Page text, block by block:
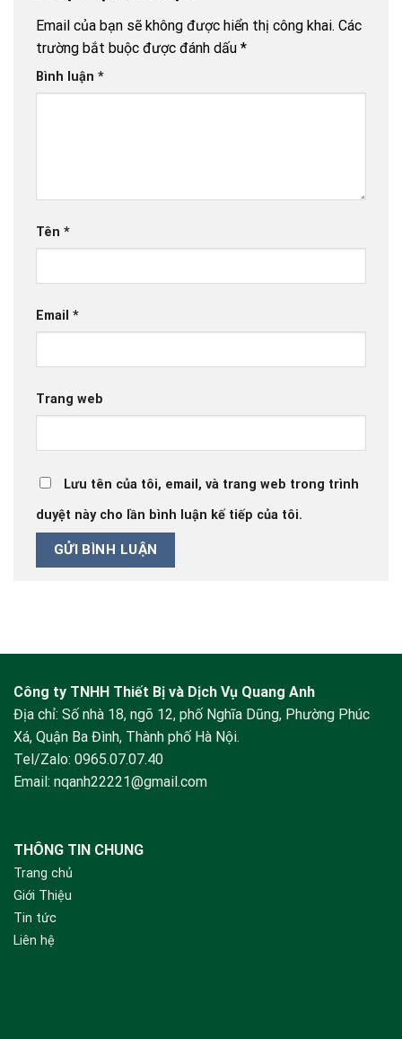
Email của bạn sẽ không được hiển thị công khai. Các
trường bắt buộc được đánh dấu *
Bình luận *
Tên *
Email *
Trang web
Lưu tên của tôi, email, và trang web trong trình
duyệt này cho lần bình luận kế tiếp của tôi.
Công ty TNHH Thiết Bị và Dịch Vụ Quang Anh
Địa chỉ: Số nhà 18, ngõ 12, phố Nghĩa Dũng, Phường Phúc
Xá, Quận Ba Đình, Thành phố Hà Nội.
Tel/Zalo: 0965.07.07.40
Email: nqanh22221@gmail.com
THÔNG TIN CHUNG
Trang chủ
Giới Thiệu
Tin tức
Liên hệ